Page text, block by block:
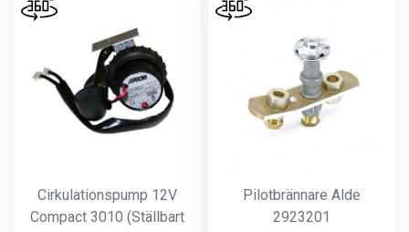
Cirkulationspump 12V
Compact 3010 (Ställbart
Pilotbrännare Alde
2923201